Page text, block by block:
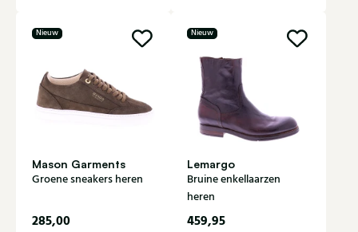
Nieuw
Mason Garments
Groene sneakers heren
285,00
Nieuw
Lemargo
Bruine enkellaarzen
heren
459,95